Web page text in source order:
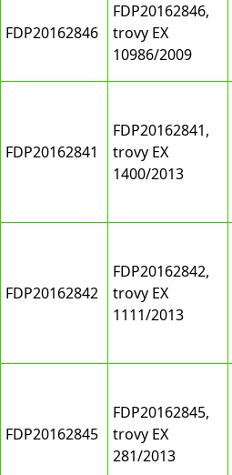
FDP20162846
FDP20162846,
trovy EX
10986/2009
FDP20162841
FDP20162841,
trovy EX
1400/2013
FDP20162842
FDP20162842,
trovy EX
1111/2013
FDP20162845
FDP20162845,
trovy EX
281/2013